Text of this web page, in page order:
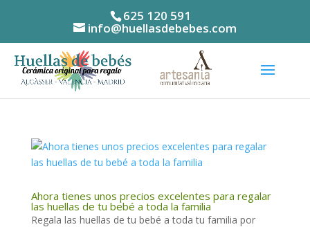
625 120 591
info@huellasdebebes.com
Ahora tienes unos precios excelentes para regalar
las huellas de tu bebé a toda la familia
Regala las huellas de tu bebé a toda tu familia por